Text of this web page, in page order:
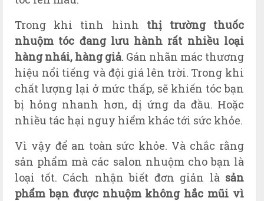
Trong khi tình hình thị trường thuốc
nhuộm tóc đang lưu hành rất nhiều loại
hàng nhái, hàng giả. Gán nhãn mác thương
hiệu nổi tiếng và đội giá lên trời. Trong khi
chất lượng lại ở mức thấp, sẽ khiến tóc bạn
bị hỏng nhanh hơn, dị ứng da đầu. Hoặc
nhiều tác hại nguy hiểm khác tới sức khỏe.
Vì vậy để an toàn sức khỏe. Và chắc rằng
sản phẩm mà các salon nhuộm cho bạn là
loại tốt. Cách nhận biết đơn giản là sản
phẩm bạn được nhuộm không hắc mũi vì